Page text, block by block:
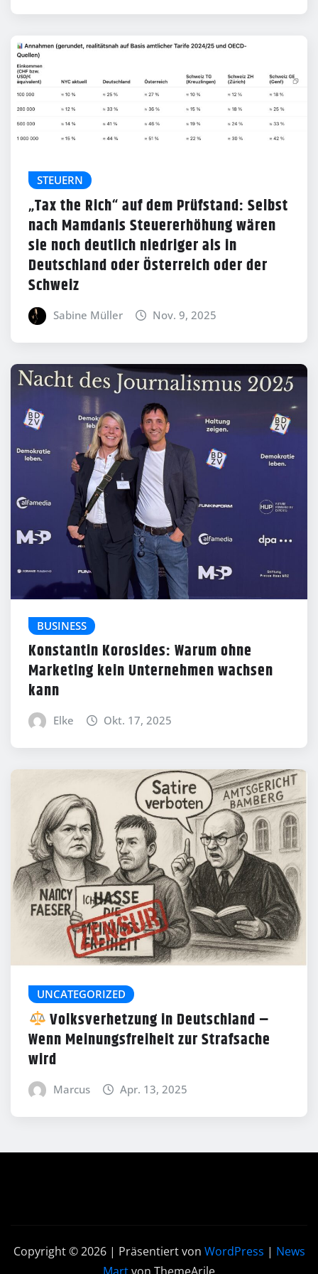
STEUERN
„Tax the Rich“ auf dem Prüfstand: Selbst
nach Mamdanis Steuererhöhung wären
sie noch deutlich niedriger als in
Deutschland oder Österreich oder der
Schweiz
Sabine Müller Nov. 9, 2025
BUSINESS
Konstantin Korosides: Warum ohne
Marketing kein Unternehmen wachsen
kann
Elke Okt. 17, 2025
UNCATEGORIZED
Volksverhetzung in Deutschland –
Wenn Meinungsfreiheit zur Strafsache
wird
Marcus Apr. 13, 2025
Copyright © 2026 | Präsentiert von WordPress | News